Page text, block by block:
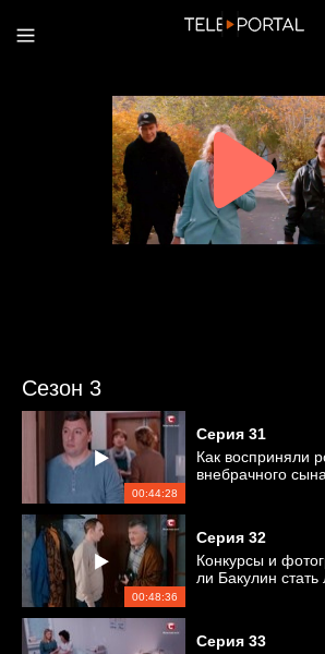
Сезон 3
00:44:28
Серия 31
Как восприняли
внебрачного
00:48:36
Серия 32
Конкурсы и
ли Бакулин
Серия 33